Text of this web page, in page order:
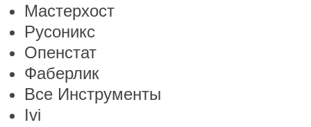
Мастерхост
Русоникс
Опенстат
Фаберлик
Все Инструменты
Ivi